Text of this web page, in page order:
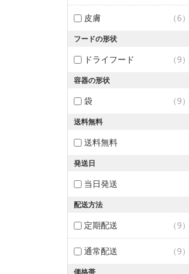
皮膚 （6）
フードの形状
ドライフード （9）
容器の形状
袋 （9）
送料無料
送料無料
発送日
当日発送
配送方法
定期配送 （9）
通常配送 （9）
価格帯